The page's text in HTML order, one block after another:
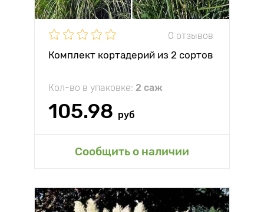
0 отзывов
Комплект кортадерий из 2 сортов
Кол-во в упаковке: 2 саж
105.98 руб
Сообщить о наличии